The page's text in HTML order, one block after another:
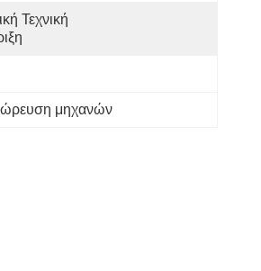
Τεχνική
μηχανών